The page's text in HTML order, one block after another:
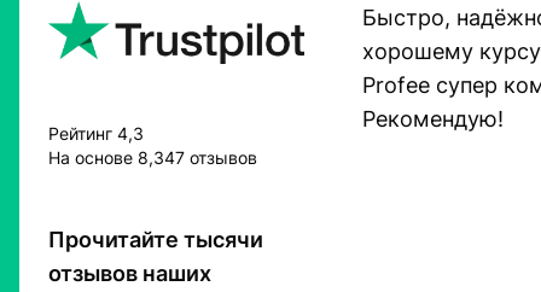
Рейтинг 4,3
На основе 8,347 отзывов
Прочитайте тысячи
отзывов наших
Быстро,
хорошему
Profee супер
Рекомендую!